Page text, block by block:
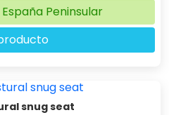
Peninsular
snug seat